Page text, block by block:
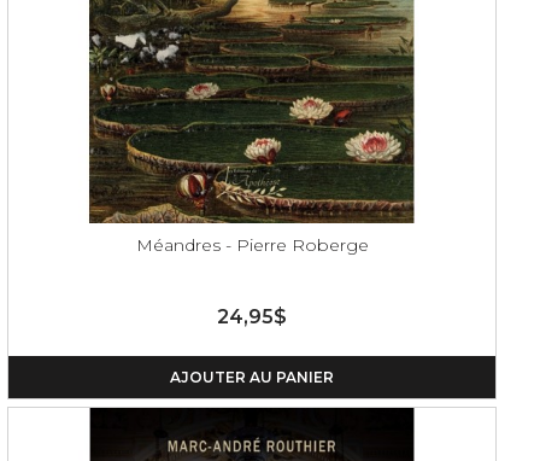
Méandres - Pierre Roberge
24,95$
AJOUTER AU PANIER